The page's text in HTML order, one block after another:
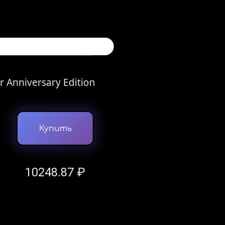
Anniversary Edition
Купить
10248.87 ₽